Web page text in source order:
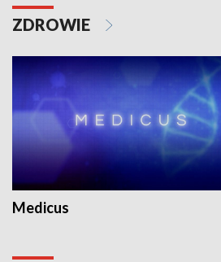
ZDROWIE
Medicus